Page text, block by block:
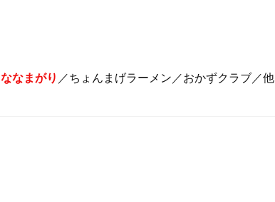
ななまがり ／ちょんまげラーメン／おかずクラブ／他